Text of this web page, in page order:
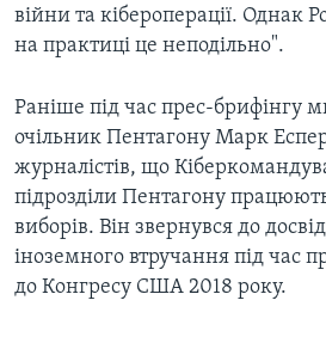
війни та кібероперації. Однак
на практиці це неподільно".
Раніше під час прес-брифінгу
очільник Пентагону Марк
журналістів, що
підрозділи Пентагону
виборів. Він звернувся до
іноземного втручання під час
до Конгресу США 2018 року.